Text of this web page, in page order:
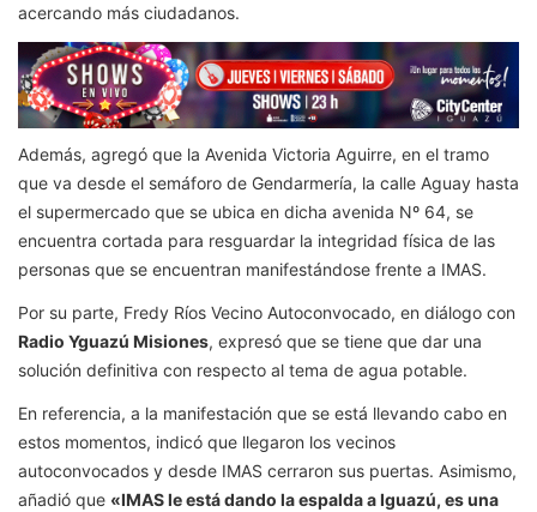
acercando más ciudadanos.
Además, agregó que la Avenida Victoria Aguirre, en el tramo
que va desde el semáforo de Gendarmería, la calle Aguay hasta
el supermercado que se ubica en dicha avenida Nº 64, se
encuentra cortada para resguardar la integridad física de las
personas que se encuentran manifestándose frente a IMAS.
Por su parte, Fredy Ríos Vecino Autoconvocado, en diálogo con
Radio Yguazú Misiones, expresó que se tiene que dar una
solución definitiva con respecto al tema de agua potable.
En referencia, a la manifestación que se está llevando cabo en
estos momentos, indicó que llegaron los vecinos
autoconvocados y desde IMAS cerraron sus puertas. Asimismo,
añadió que «IMAS le está dando la espalda a Iguazú, es una